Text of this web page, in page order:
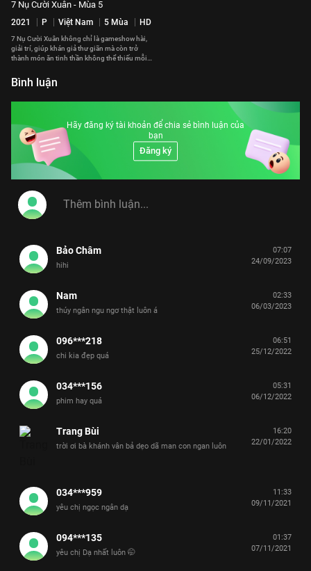
7 Nụ Cười Xuân - Mùa 5
2021 P Việt Nam 5 Mùa HD
7 Nụ Cười Xuân không chỉ là gameshow hài,
giải trí, giúp khán giả thư giãn mà còn trở
thành món ăn tinh thần không thể thiếu mỗi
như thấy được cả không khí của những ngày
giáp Tết đang cận kề.
Bình luận
Hãy đăng ký tài khoản để chia sẻ bình luận của
bạn
Đăng ký
Bảo Châm
hihi
07:07
24/09/2023
Nam
thúy ngân ngu ngơ thật luôn á
02:33
06/03/2023
096***218
chi kia đẹp quá
06:51
25/12/2022
034***156
phim hay quá
05:31
06/12/2022
Trang Bùi
trời ơi bà khánh vân bả dẹo dã man con ngan luôn
16:20
22/01/2022
034***959
yêu chị ngọc ngân dạ
11:33
09/11/2021
094***135
yêu chị Dạ nhất luôn 🤭
01:37
07/11/2021